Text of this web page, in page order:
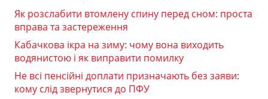
Як розслабити втомлену спину перед сном: проста
вправа та застереження
Кабачкова ікра на зиму: чому вона виходить
водянистою і як виправити помилку
Не всі пенсійні доплати призначають без заяви:
кому слід звернутися до ПФУ